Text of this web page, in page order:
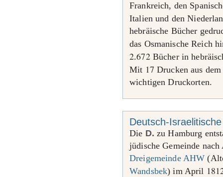
Frankreich, den
Italien und den
hebräische Bücher
das Osmanische Reich
2.672Bücher in
Mit 17 Drucken aus
wichtigen Druckorten.
Deutsch-
Die D. zu Hamburg
jüdische Gemeinde
Dreigemeinde AHW
Wandsbek) im April